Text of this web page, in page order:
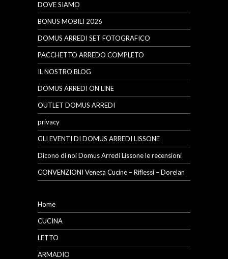
DOVE SIAMO
BONUS MOBILI 2026
DOMUS ARREDI SET FOTOGRAFICO
PACCHETTO ARREDO COMPLETO
IL NOSTRO BLOG
DOMUS ARREDI ON LINE
OUTLET DOMUS ARREDI
privacy
GLI EVENTI DI DOMUS ARREDI LISSONE
Dicono di noi Domus Arredi Lissone le recensioni
CONVENZIONI Veneta Cucine – Riflessi – Dorelan
Home
CUCINA
LETTO
ARMADIO